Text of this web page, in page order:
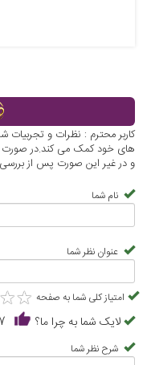
کاربر محترم : نظرات و تجربیات
های خود کمک می کند.در صورت
و در غیر این صورت پس از
نام شما
عنوان نظر شما
امتیاز کلی شما به صفحه ★★
★★
لایک شما به چرا ما؟
شرح نظر شما